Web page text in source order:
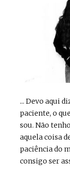
... Devo aqui
paciente, o
sou. Não
aquela coisa
paciência do
consigo ser